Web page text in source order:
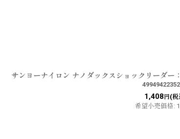
サンヨーナイロン ナノダックスショックリーダー
1,408 円(税
希望小売価格: